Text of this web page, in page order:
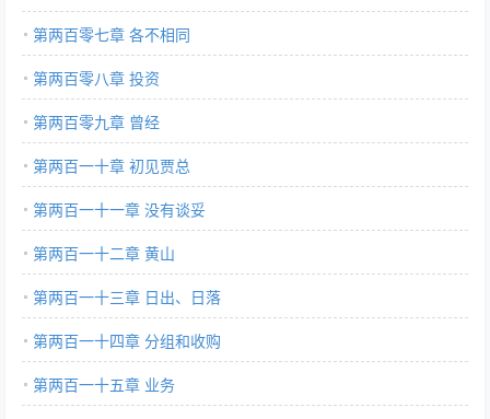
第两百零七章 各不相同
第两百零八章 投资
第两百零九章 曾经
第两百一十章 初见贾总
第两百一十一章 没有谈妥
第两百一十二章 黄山
第两百一十三章 日出、日落
第两百一十四章 分组和收购
第两百一十五章 业务